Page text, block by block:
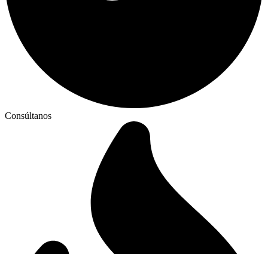
Consúltanos